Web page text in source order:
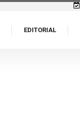
EDITORIAL